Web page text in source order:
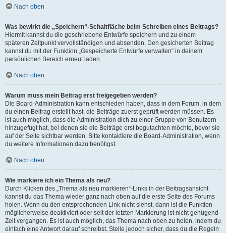
Nach oben
Was bewirkt die „Speichern“-Schaltfläche beim Schreiben eines Beitrags?
Hiermit kannst du die geschriebene Entwürfe speichern und zu einem
späteren Zeitpunkt vervollständigen und absenden. Den gesicherten Beitrag
kannst du mit der Funktion „Gespeicherte Entwürfe verwalten“ in deinem
persönlichen Bereich erneut laden.
Nach oben
Warum muss mein Beitrag erst freigegeben werden?
Die Board-Administration kann entschieden haben, dass in dem Forum, in dem
du einen Beitrag erstellt hast, die Beiträge zuerst geprüft werden müssen. Es
ist auch möglich, dass die Administration dich zu einer Gruppe von Benutzern
hinzugefügt hat, bei denen sie die Beiträge erst begutachten möchte, bevor sie
auf der Seite sichtbar werden. Bitte kontaktiere die Board-Administration, wenn
du weitere Informationen dazu benötigst.
Nach oben
Wie markiere ich ein Thema als neu?
Durch Klicken des „Thema als neu markieren“-Links in der Beitragsansicht
kannst du das Thema wieder ganz nach oben auf die erste Seite des Forums
holen. Wenn du den entsprechenden Link nicht siehst, dann ist die Funktion
möglicherweise deaktiviert oder seit der letzten Markierung ist nicht genügend
Zeit vergangen. Es ist auch möglich, das Thema nach oben zu holen, indem du
einfach eine Antwort darauf schreibst. Stelle jedoch sicher, dass du die Regeln